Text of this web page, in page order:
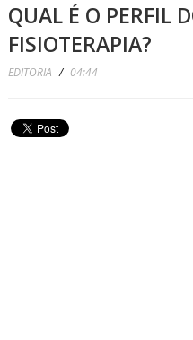
QUAL É O PERFIL
FISIOTERAPIA?
EDITORIA / 04:44